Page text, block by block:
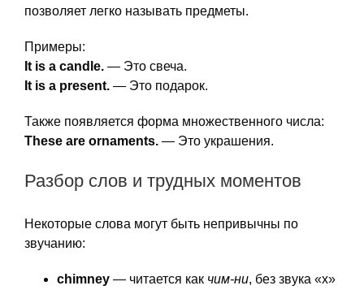
позволяет легко называть предметы.
Примеры:
It is a candle. — Это свеча.
It is a present. — Это подарок.
Также появляется форма множественного числа:
These are ornaments. — Это украшения.
Разбор слов и трудных моментов
Некоторые слова могут быть непривычны по
звучанию:
chimney — читается как чим-ни, без звука «х»